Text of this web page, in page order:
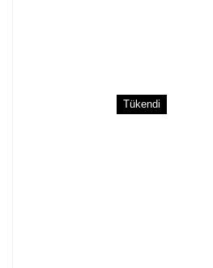
Tükendi